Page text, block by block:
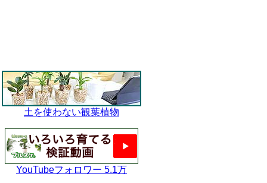
土を使わない観葉植物
YouTubeフォロワー 5.1万